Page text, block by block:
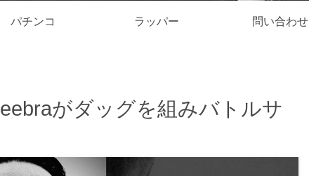
パチンコ ラッパー 問い合わせ
がダッグを組みバトルサ